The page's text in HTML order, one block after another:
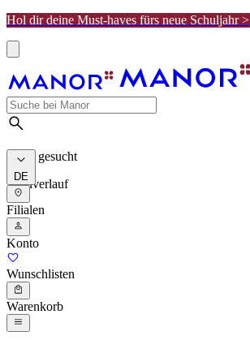
Hol dir deine Must-haves fürs neue Schuljahr >
Meist gesucht
Suchverlauf
DE
Filialen
Konto
Wunschlisten
Warenkorb